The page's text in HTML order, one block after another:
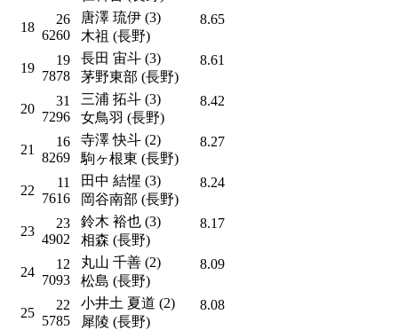
18
26
6260
唐澤 琉伊 (3)
木祖 (長野)
8.65
19
19
7878
長田 宙斗 (3)
茅野東部 (長野)
8.61
20
31
7296
三浦 拓斗 (3)
女鳥羽 (長野)
8.42
21
16
8269
寺澤 快斗 (2)
駒ヶ根東 (長野)
8.27
22
11
7616
田中 結惺 (3)
岡谷南部 (長野)
8.24
23
23
4902
鈴木 裕也 (3)
相森 (長野)
8.17
24
12
7093
丸山 千善 (2)
松島 (長野)
8.09
25
22
5785
小井土 夏道 (2)
犀陵 (長野)
8.08